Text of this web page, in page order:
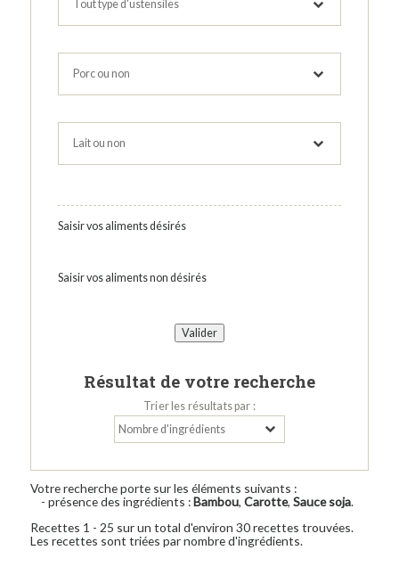
Saisir vos aliments désirés
Saisir vos aliments non désirés
Résultat de votre recherche
Trier les résultats par :
Votre recherche porte sur les éléments suivants :
- présence des ingrédients :Bambou, Carotte, Sauce soja.
Recettes 1 - 25 sur un total d'environ 30 recettes trouvées.
Les recettes sont triées par nombre d'ingrédients.